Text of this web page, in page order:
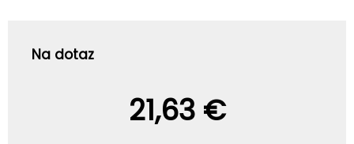
Na dotaz
21,63 €